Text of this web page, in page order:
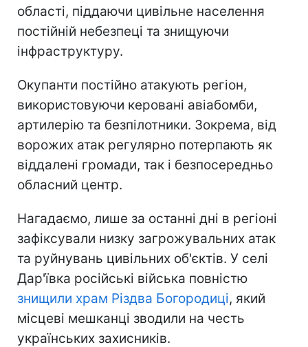
області, піддаючи цивільне населення
постійній небезпеці та знищуючи
інфраструктуру.
Окупанти постійно атакують регіон,
використовуючи керовані авіабомби,
артилерію та безпілотники. Зокрема, від
ворожих атак регулярно потерпають як
віддалені громади, так і безпосередньо
обласний центр.
Нагадаємо, лише за останні дні в регіоні
зафіксували низку загрожувальних атак
та руйнувань цивільних об'єктів. У селі
Дар'ївка російські війська повністю
знищили храм Різдва Богородиці, який
місцеві мешканці зводили на честь
українських захисників.